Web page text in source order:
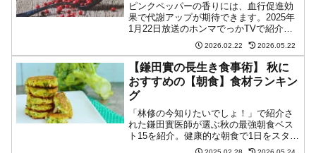
ピンクペッパーの香りには、血行促進効
果で代謝アップが期待できます。2025年
1月22日放送のホンマでっかTVで紹介さ
れた、香りを活用した新しい痩身法を詳
しく解説。恋愛状態に似たホルモンバラ
ンスで痩せやすい体質を目指せます。誰
でも簡単に実践できる方法から、食材と
しての活用法まで徹底紹介します。
2026.02.22 2026.05.22
【鎌田實の長生き食事術】 秋に
おすすめの【朝食】食材ランキン
グ
「林修の今知りたいでしょ！」で紹介さ
れた鎌田實医師が選ぶ秋の最強朝食ベス
ト15を紹介。健康的な朝食で1日をスター
トさせたい方必見！豚肉やブロッコリ